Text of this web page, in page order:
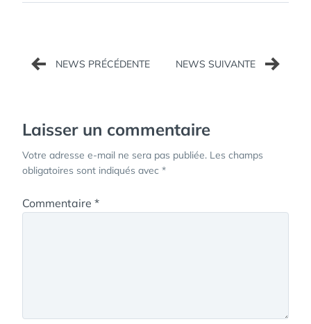
Navigation
de
Laisser un commentaire
Votre adresse e-mail ne sera pas publiée. Les champs
obligatoires sont indiqués avec *
Commentaire *